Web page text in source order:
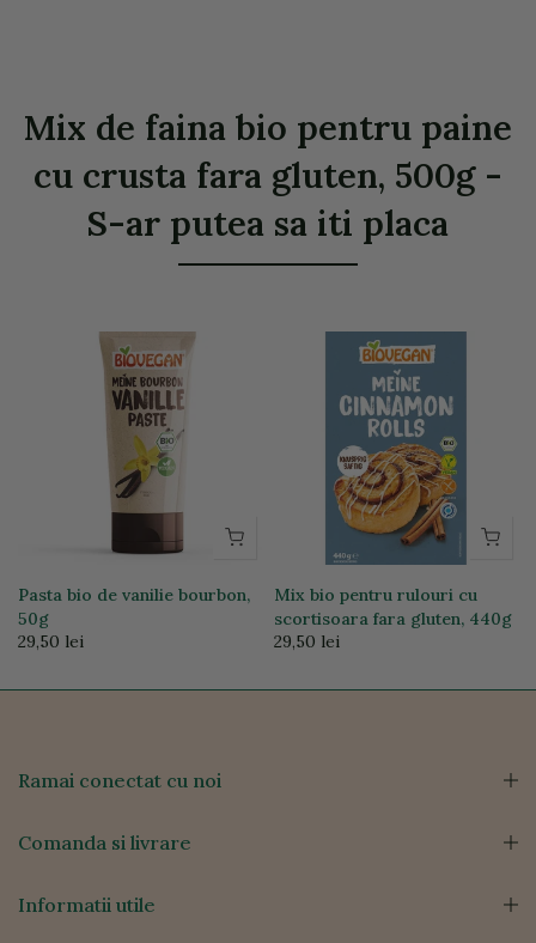
Mix de faina bio pentru paine
cu crusta fara gluten, 500g -
S-ar putea sa iti placa
Pasta bio de vanilie bourbon,
50g
29,50 lei
Mix bio pentru rulouri cu
scortisoara fara gluten, 440g
29,50 lei
Ramai conectat cu noi
Comanda si livrare
Informatii utile